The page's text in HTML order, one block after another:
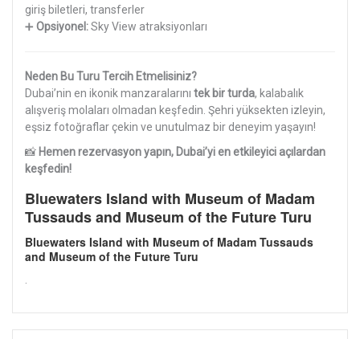
giriş biletleri, transferler
➕ Opsiyonel:Sky View atraksiyonları
Neden Bu Turu Tercih Etmelisiniz?
Dubai’nin en ikonik manzaralarını tek bir turda, kalabalık
alışveriş molaları olmadan keşfedin. Şehri yüksekten izleyin,
eşsiz fotoğraflar çekin ve unutulmaz bir deneyim yaşayın!
📸 Hemen rezervasyon yapın, Dubai’yi en etkileyici açılardan
keşfedin!
Bluewaters Island with Museum of Madam
Tussauds and Museum of the Future Turu
Bluewaters Island with Museum of Madam Tussauds
and Museum of the Future Turu